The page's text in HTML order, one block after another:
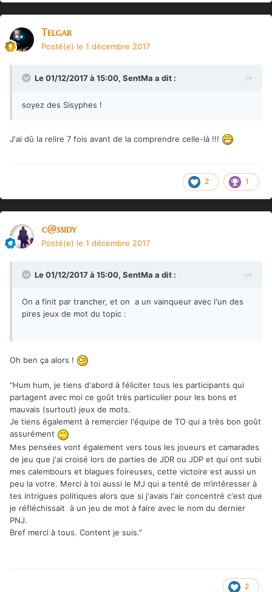
Telgar
Posté(e) le 1 décembre 2017
Le 01/12/2017 à 15:00, SentMa a dit :
soyez des Sisyphes !
J'ai dû la relire 7 fois avant de la comprendre celle-là !!!
2 1
c@ssidy
Posté(e) le 1 décembre 2017
Le 01/12/2017 à 15:00, SentMa a dit :
On a finit par trancher, et on a un vainqueur avec l'un des
pires jeux de mot du topic :
Oh ben ça alors !
"Hum hum, je tiens d'abord à féliciter tous les participants qui
partagent avec moi ce goût très particulier pour les bons et
mauvais (surtout) jeux de mots.
Je tiens également à remercier l'équipe de TO qui a très bon goût
assurément
Mes pensées vont également vers tous les joueurs et camarades
de jeu que j'ai croisé lors de parties de JDR ou JDP et qui ont subi
mes calembours et blagues foireuses, cette victoire est aussi un
peu la votre. Merci à toi aussi le MJ qui a tenté de m’intéresser à
tes intrigues politiques alors que si j'avais l'air concentré c'est que
je réfléchissait à un jeu de mot à faire avec le nom du dernier
PNJ.
Bref merci à tous. Content je suis."
2